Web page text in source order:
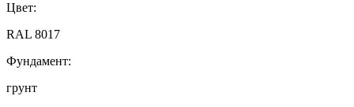
Цвет:
RAL 8017
Фундамент:
грунт